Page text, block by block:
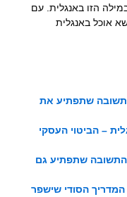
הזו באנגלית. עם
אוכל באנגלית
– התשובה שתפתיע את
– הביטוי העסקי
התשובה שתפתיע גם
המדריך הסודי שישפר